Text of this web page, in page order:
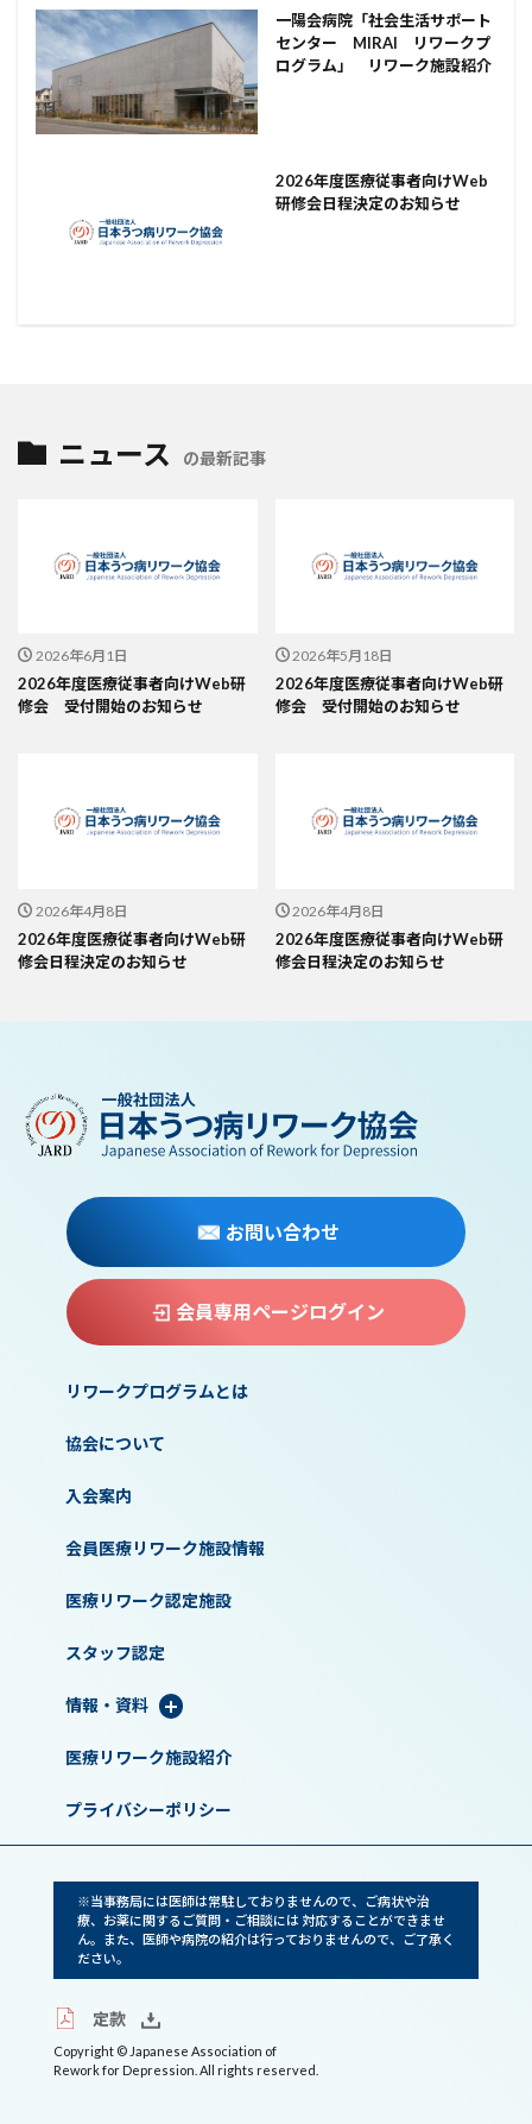
一陽会病院「社会生活サポート
センター MIRAI リワークプ
ログラム」 リワーク施設紹介
2026年度医療従事者向けWeb
研修会日程決定のお知らせ
ニュース の最新記事
2026年6月1日
2026年度医療従事者向けWeb研
修会 受付開始のお知らせ
2026年5月18日
2026年度医療従事者向けWeb研
修会 受付開始のお知らせ
2026年4月8日
2026年度医療従事者向けWeb研
修会日程決定のお知らせ
2026年4月8日
2026年度医療従事者向けWeb研
修会日程決定のお知らせ
お問い合わせ
会員専用ページログイン
リワークプログラムとは
協会について
入会案内
会員医療リワーク施設情報
医療リワーク認定施設
スタッフ認定
情報・資料
医療リワーク施設紹介
プライバシーポリシー
※当事務局には医師は常駐しておりませんので、ご病状や治
療、お薬に関するご質問・ご相談には 対応することができませ
ん。また、医師や病院の紹介は行っておりませんので、ご了承く
ださい。
定款
Copyright © Japanese Association of
Rework for Depression. All rights reserved.